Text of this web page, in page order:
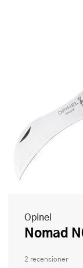
Opinel
Nomad
2 recensioner